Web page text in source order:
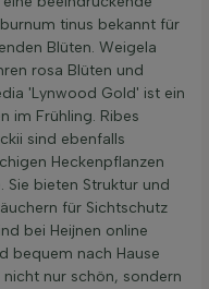
tinus bekannt für
Blüten. Weigela
rosa Blüten und
'Lynwood Gold' ist ein
im Frühling. Ribes
sind ebenfalls
Heckenpflanzen
bieten Struktur und
für Sichtschutz
bei Heijnen online
bequem nach Hause
nur schön, sondern